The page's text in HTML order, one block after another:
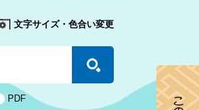
文字サイズ・色合い変更
PDF